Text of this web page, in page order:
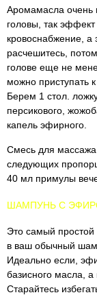
Аромамасла очень
головы, так
кровоснабжение,
расчешитесь,
голове еще не
можно приступать
Берем 1 стол.
персикового,
капель эфирного.
Смесь для
следующих
40 мл примулы
ШАМПУНЬ С
Это самый простой
в ваш обычный
Идеально если,
базисного масла,
Старайтесь